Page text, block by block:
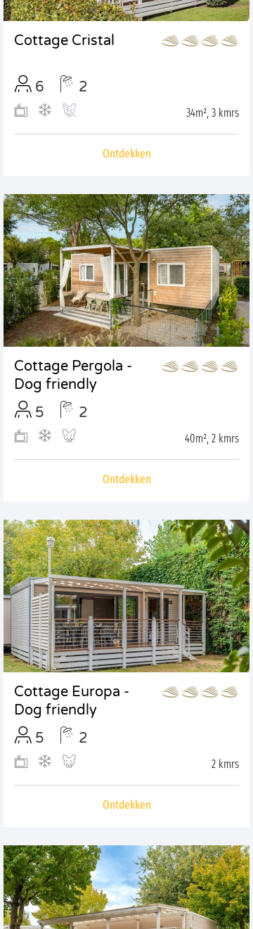
Cottage Cristal
6 2
34m², 3 kmrs
Ontdekken
Cottage Pergola -
Dog friendly
5
2
40m², 2 kmrs
Ontdekken
Cottage Europa -
Dog friendly
5
2
2 kmrs
Ontdekken